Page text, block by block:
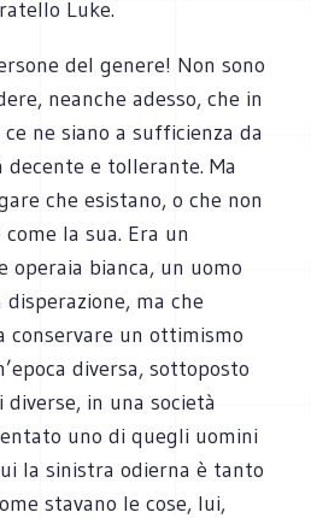
Luke.
del genere! Non sono
neanche adesso, che in
ne siano a sufficienza da
e tollerante. Ma
che esistano, o che non
la sua. Era un
operaia bianca, un uomo
ma che
conservare un ottimismo
diversa, sottoposto
in una società
uno di quegli uomini
la sinistra odierna è tanto
stavano le cose, lui,